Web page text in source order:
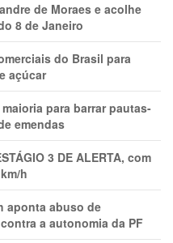
de Moraes e acolhe
8 de Janeiro
do Brasil para
açúcar
para barrar pautas-
emendas
3 DE ALERTA, com
h
aponta abuso de
a autonomia da PF